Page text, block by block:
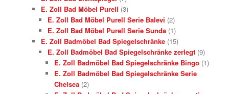
E. Zoll Bad Möbel Purell (3)
E. Zoll Bad Möbel Purell Serie Balevi (2)
E. Zoll Bad Möbel Purell Serie Sunda (1)
E. Zoll Badmöbel Bad Spiegelschränke (15)
E. Zoll Badmöbel Bad Spiegelschränke zerlegt (9)
E. Zoll Badmöbel Bad Spiegelschränke Bingo (1)
E. Zoll Badmöbel Bad Spiegelschränke Serie
Chelsea (2)